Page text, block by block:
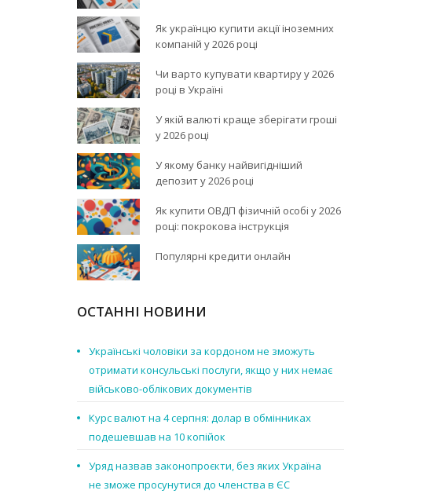
Як українцю купити акції іноземних
компаній у 2026 році
Чи варто купувати квартиру у 2026
році в Україні
У якій валюті краще зберігати гроші
у 2026 році
У якому банку найвигідніший
депозит у 2026 році
Як купити ОВДП фізичній особі у 2026
році: покрокова інструкція
Популярні кредити онлайн
ОСТАННІ НОВИНИ
Українські чоловіки за кордоном не зможуть
отримати консульські послуги, якщо у них немає
військово-облікових документів
Курс валют на 4 серпня: долар в обмінниках
подешевшав на 10 копійок
Уряд назвав законопроєкти, без яких Україна
не зможе просунутися до членства в ЄС